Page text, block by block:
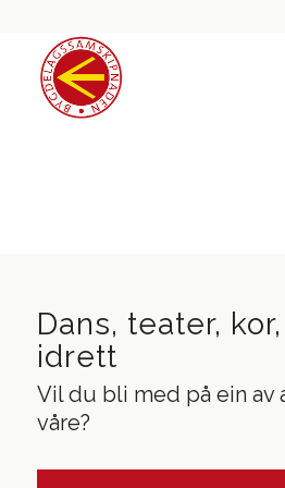
Dans, teater,
idrett
Vil du bli med på ein av
våre?